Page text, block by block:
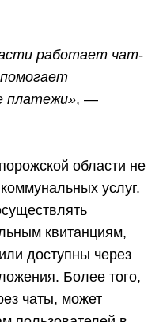
работает чат-
платежи», —
области не
услуг.
квитанциям,
доступны через
Более того,
чаты, может